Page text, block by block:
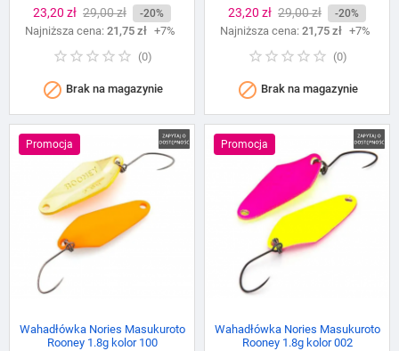
Cena
23,20 zł Cena
podstawowa
29,00 zł -20%
Najniższa cena: 21,75 zł +7%
(0)
 Brak na magazynie
Cena
23,20 zł Cena
podstawowa
29,00 zł -20%
Najniższa cena: 21,75 zł +7%
(0)
 Brak na magazynie
Promocja
Wahadłówka Nories Masukuroto
Rooney 1.8g kolor 100
Promocja
Wahadłówka Nories Masukuroto
Rooney 1.8g kolor 002